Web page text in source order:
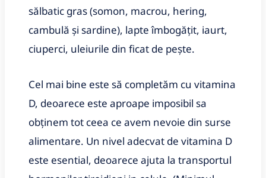
sălbatic gras (somon, macrou, hering,
cambulă și sardine), lapte îmbogățit, iaurt,
ciuperci, uleiurile din ficat de pește.
Cel mai bine este să completăm cu vitamina
D, deoarece este aproape imposibil sa
obținem tot ceea ce avem nevoie din surse
alimentare. Un nivel adecvat de vitamina D
este esential, deoarece ajuta la transportul